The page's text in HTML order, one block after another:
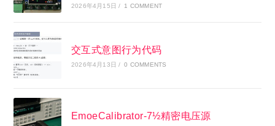
2026年4月15日 / 1 COMMENT
交互式意图行为代码
2026年4月13日 / 0 COMMENTS
EmoeCalibrator-7½精密电压源